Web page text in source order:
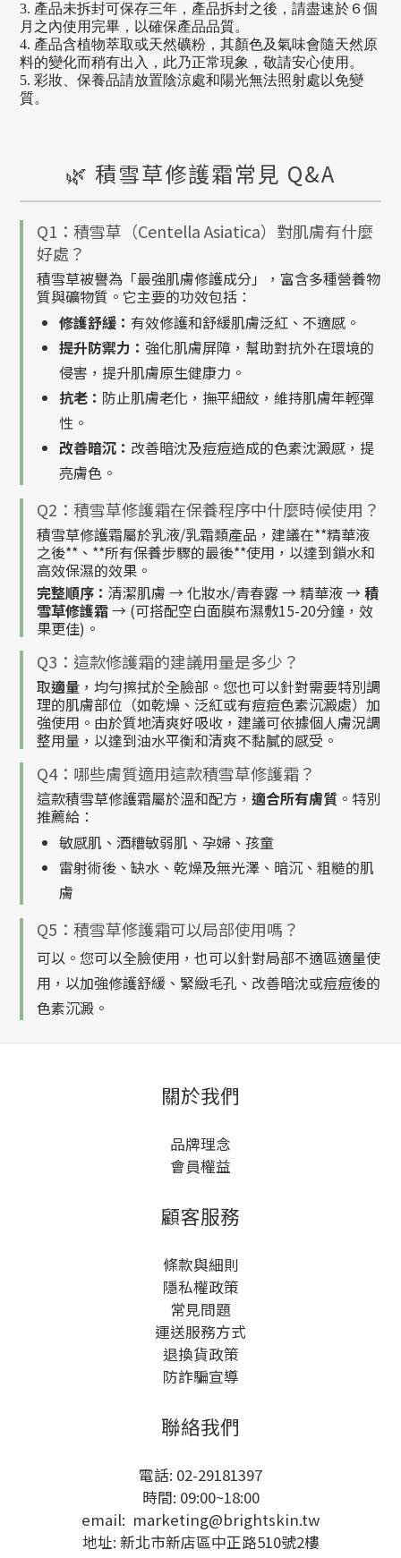
3. 產品未拆封可保存三年，產品拆封之後，請盡速於６個
月之內使用完畢，以確保產品品質。
4. 產品含植物萃取或天然礦粉，其顏色及氣味會隨天然原
料的變化而稍有出入，此乃正常現象，敬請安心使用。
5. 彩妝、保養品請放置陰涼處和陽光無法照射處以免變
質。
🌿 積雪草修護霜常見 Q&A
Q1：積雪草（Centella Asiatica）對肌膚有什麼
好處？
積雪草被譽為「最強肌膚修護成分」，富含多種營養物
質與礦物質。它主要的功效包括：
修護舒緩： 有效修護和舒緩肌膚泛紅、不適感。
提升防禦力： 強化肌膚屏障，幫助對抗外在環境的
侵害，提升肌膚原生健康力。
抗老： 防止肌膚老化，撫平細紋，維持肌膚年輕彈
性。
改善暗沉： 改善暗沈及痘痘造成的色素沈澱感，提
亮膚色。
Q2：積雪草修護霜在保養程序中什麼時候使用？
積雪草修護霜屬於乳液/乳霜類產品，建議在**精華液
之後**、**所有保養步驟的最後**使用，以達到鎖水和
高效保濕的效果。
完整順序： 清潔肌膚 → 化妝水/青春露 → 精華液 →積
雪草修護霜→ (可搭配空白面膜布濕敷15-20分鐘，效
果更佳)。
Q3：這款修護霜的建議用量是多少？
取適量 ，均勻擦拭於全臉部。您也可以針對需要特別調
理的肌膚部位（如乾燥、泛紅或有痘痘色素沉澱處）加
強使用。由於質地清爽好吸收，建議可依據個人膚況調
整用量，以達到油水平衡和清爽不黏膩的感受。
Q4：哪些膚質適用這款積雪草修護霜？
這款積雪草修護霜屬於溫和配方， 適合所有膚質 。特別
推薦給：
敏感肌、酒糟敏弱肌、孕婦、孩童
雷射術後、缺水、乾燥及無光澤、暗沉、粗糙的肌
膚
Q5：積雪草修護霜可以局部使用嗎？
可以。您可以全臉使用，也可以針對局部不適區適量使
用，以加強修護舒緩、緊緻毛孔、改善暗沈或痘痘後的
色素沉澱。
關於我們
品牌理念
會員權益
顧客服務
條款與細則
隱私權政策
常見問題
運送服務方式
退換貨政策
防詐騙宣導
聯絡我們
電話: 02-29181397
時間: 09:00~18:00
email: marketing@brightskin.tw
地址: 新北市新店區中正路510號2樓